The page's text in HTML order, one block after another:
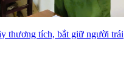
thương tích, bắt giữ người trái